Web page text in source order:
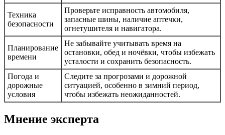
Техника
безопасности
Проверьте исправность автомобиля,
запасные шины, наличие аптечки,
огнетушителя и навигатора.
Планирование
времени
Не забывайте учитывать время на
остановки, обед и ночёвки, чтобы избежать
усталости и сохранить безопасность.
Погода и
дорожные
условия
Следите за прогрозами и дорожной
ситуацией, особенно в зимний период,
чтобы избежать неожиданностей.
Мнение эксперта